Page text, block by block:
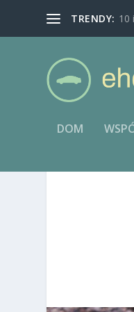
TRENDY: 10
DOM